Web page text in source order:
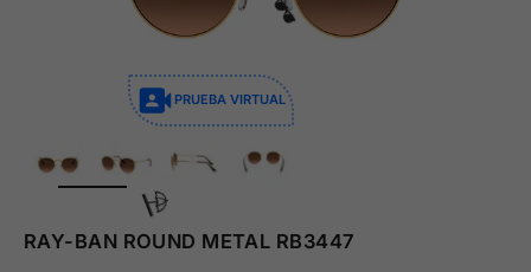
PRUEBA VIRTUAL
ZOOM
RAY-BAN ROUND METAL RB3447
🕶️